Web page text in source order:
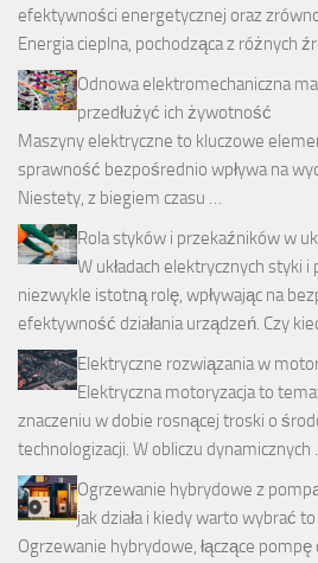
efektywności energetycznej oraz
Energia cieplna, pochodząca z różnych
Odnowa elektromechaniczna
przedłużyć ich żywotność
Maszyny elektryczne to kluczowe
sprawność bezpośrednio wpływa na
Niestety, z biegiem czasu …
Rola styków i przekaźników w
W układach elektrycznych styki
niezwykle istotną rolę, wpływając na
efektywność działania urządzeń. Czy
Elektryczne rozwiązania w
Elektryczna motoryzacja to
znaczeniu w dobie rosnącej troski o
technologizacji. W obliczu dynamicznych
Ogrzewanie hybrydowe z
jak działa i kiedy warto wybrać
Ogrzewanie hybrydowe, łączące pompę